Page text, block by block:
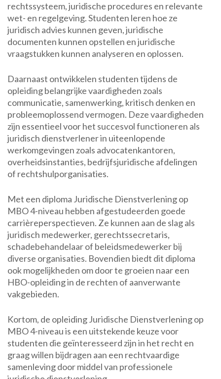
rechtssysteem, juridische procedures en relevante
wet- en regelgeving. Studenten leren hoe ze
juridisch advies kunnen geven, juridische
documenten kunnen opstellen en juridische
vraagstukken kunnen analyseren en oplossen.
Daarnaast ontwikkelen studenten tijdens de
opleiding belangrijke vaardigheden zoals
communicatie, samenwerking, kritisch denken en
probleemoplossend vermogen. Deze vaardigheden
zijn essentieel voor het succesvol functioneren als
juridisch dienstverlener in uiteenlopende
werkomgevingen zoals advocatenkantoren,
overheidsinstanties, bedrijfsjuridische afdelingen
of rechtshulporganisaties.
Met een diploma Juridische Dienstverlening op
MBO 4-niveau hebben afgestudeerden goede
carrièreperspectieven. Ze kunnen aan de slag als
juridisch medewerker, gerechtssecretaris,
schadebehandelaar of beleidsmedewerker bij
diverse organisaties. Bovendien biedt dit diploma
ook mogelijkheden om door te groeien naar een
HBO-opleiding in de rechten of aanverwante
vakgebieden.
Kortom, de opleiding Juridische Dienstverlening op
MBO 4-niveau is een uitstekende keuze voor
studenten die geïnteresseerd zijn in het recht en
graag willen bijdragen aan een rechtvaardige
samenleving door middel van professionele